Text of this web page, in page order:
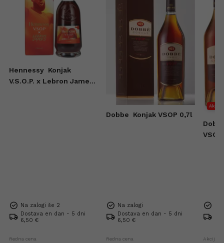
Hennessy Konjak
V.S.O.P. x Lebron James
Na zalogi še 2
Dostava en dan - 5 dni
6,50 €
Redna cena
Dobbe Konjak VSOP 0,7l
Na zalogi
Dostava en dan - 5 dni
6,50 €
Redna cena
Akcija
Akcijska